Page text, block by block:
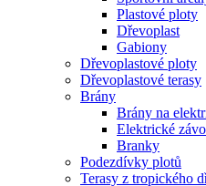
Plastové ploty
Dřevoplast
Gabiony
Dřevoplastové ploty
Dřevoplastové terasy
Brány
Brány na
Elektrické
Branky
Podezdívky plotů
Terasy z tropického